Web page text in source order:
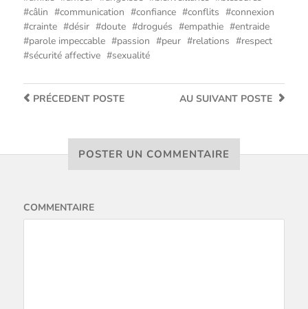
câlin
communication confiance conflits
connexion
crainte
désir doute drogués empathie
entraide
parole impeccable
passion peur relations
respect
sécurité affective
sexualité
AU SUIVANT POSTE
PRÉCEDENTPOSTE
POSTER UN COMMENTAIRE
COMMENTAIRE